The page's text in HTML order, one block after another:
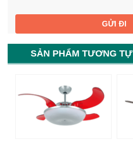
SẢN PHẨM TƯƠNG TỰ